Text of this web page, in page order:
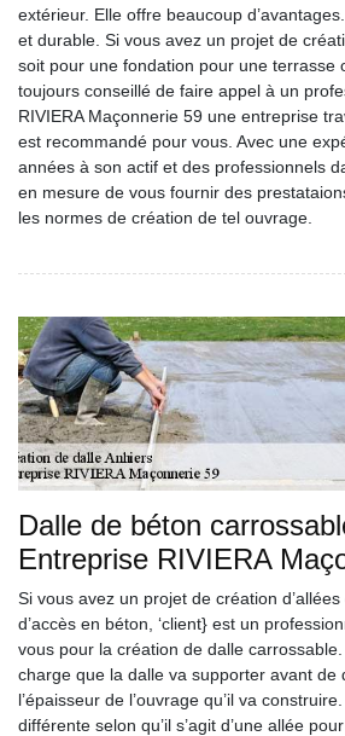
extérieur. Elle offre beaucoup
et durable. Si vous avez un projet de
soit pour une fondation pour une terrasse
toujours conseillé de faire appel à un
RIVIERA Maçonnerie 59 une entreprise
est recommandé pour vous. Avec une
années à son actif et des professionnels
en mesure de vous fournir des
les normes de création de tel ouvrage.
Dalle de béton
Entreprise RIVIERA
Si vous avez un projet de création
d’accès en béton, ‘client} est un
vous pour la création de dalle
charge que la dalle va supporter avant de
l’épaisseur de l’ouvrage qu’il va
différente selon qu’il s’agit d’une allée